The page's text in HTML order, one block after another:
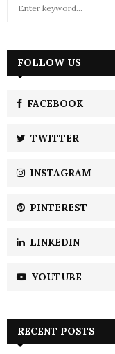
h
FOLLOW US
FACEBOOK
TWITTER
INSTAGRAM
PINTEREST
LINKEDIN
YOUTUBE
RECENT POSTS